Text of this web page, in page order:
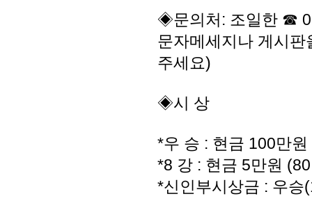
◈문의처: 조일한 ☎
문자메세지나 게시
주세요)
◈시 상
*우 승 : 현금 100만
*8 강 : 현금 5만원
*신인부시상금 : 우